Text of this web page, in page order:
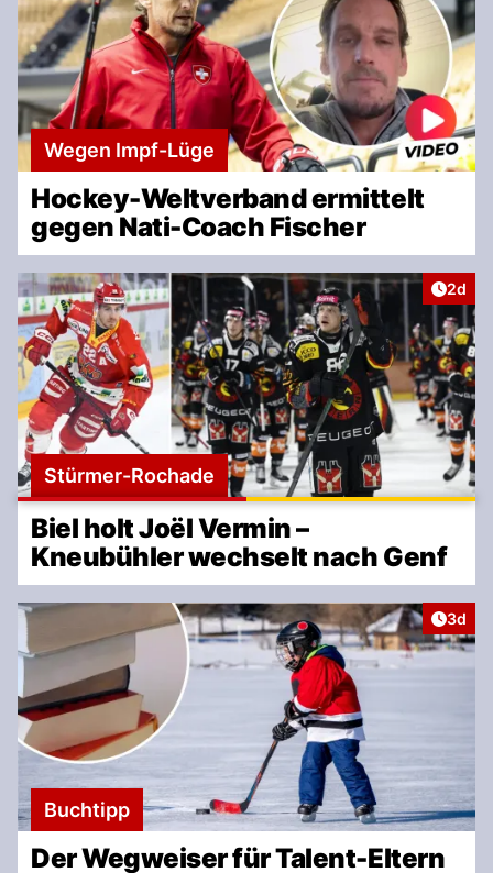
Wegen Impf-Lüge
Hockey-Weltverband ermittelt
gegen Nati-Coach Fischer
2d
Stürmer-Rochade
Biel holt Joël Vermin –
Kneubühler wechselt nach Genf
3d
Buchtipp
Der Wegweiser für Talent-Eltern